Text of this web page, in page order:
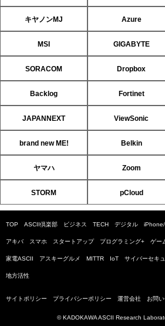
キヤノンMJ Azure
MSI GIGABYTE
SORACOM Dropbox
Backlog Fortinet
JAPANNEXT ViewSonic
brand new ME! Belkin
ヤマハ Zoom
STORM pCloud
TOP ASCII倶楽部 ビジネス TECH デジタル
アキバ スマホ スタートアップ プログラミング+ ゲー
家電ASCII アスキーグルメ MITTR IoT サイバーセキ
地方活性
サイトポリシー プライバシーポリシー 運営会社 お問
© KADOKAWA ASCII Research